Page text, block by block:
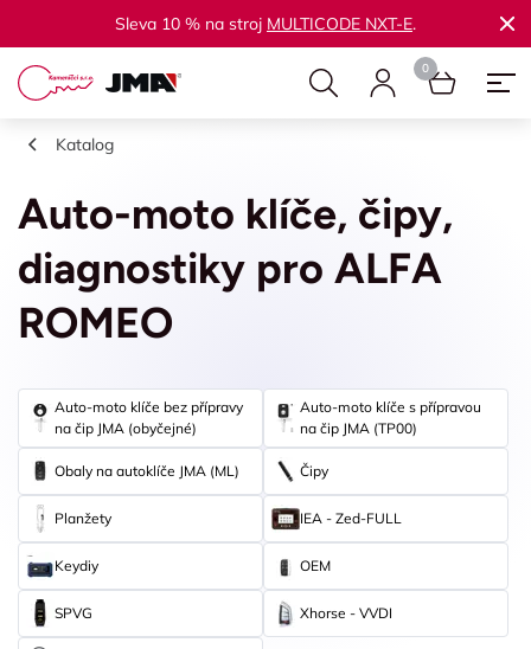
Sleva 10 % na stroj MULTICODE NXT-E.
Katalog
Auto-moto klíče, čipy,
diagnostiky pro ALFA
ROMEO
Auto-moto klíče bez přípravy
na čip JMA (obyčejné)
Auto-moto klíče s přípravou
na čip JMA (TP00)
Obaly na autoklíče JMA (ML) Čipy
Planžety IEA - Zed-FULL
Keydiy OEM
SPVG Xhorse - VVDI